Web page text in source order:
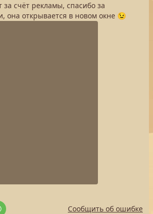
за счёт рекламы, спасибо за
она открывается в новом окне 😉
Сообщить об ошибке